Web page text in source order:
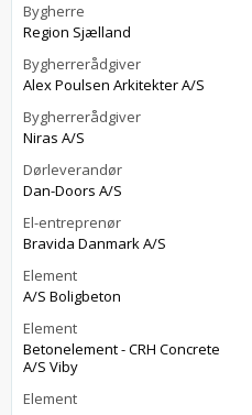
Bygherre
Region Sjælland
Bygherrerådgiver
Alex Poulsen Arkitekter A/S
Bygherrerådgiver
Niras A/S
Dørleverandør
Dan-Doors A/S
El-entreprenør
Bravida Danmark A/S
Element
A/S Boligbeton
Element
Betonelement - CRH Concrete
A/S Viby
Element